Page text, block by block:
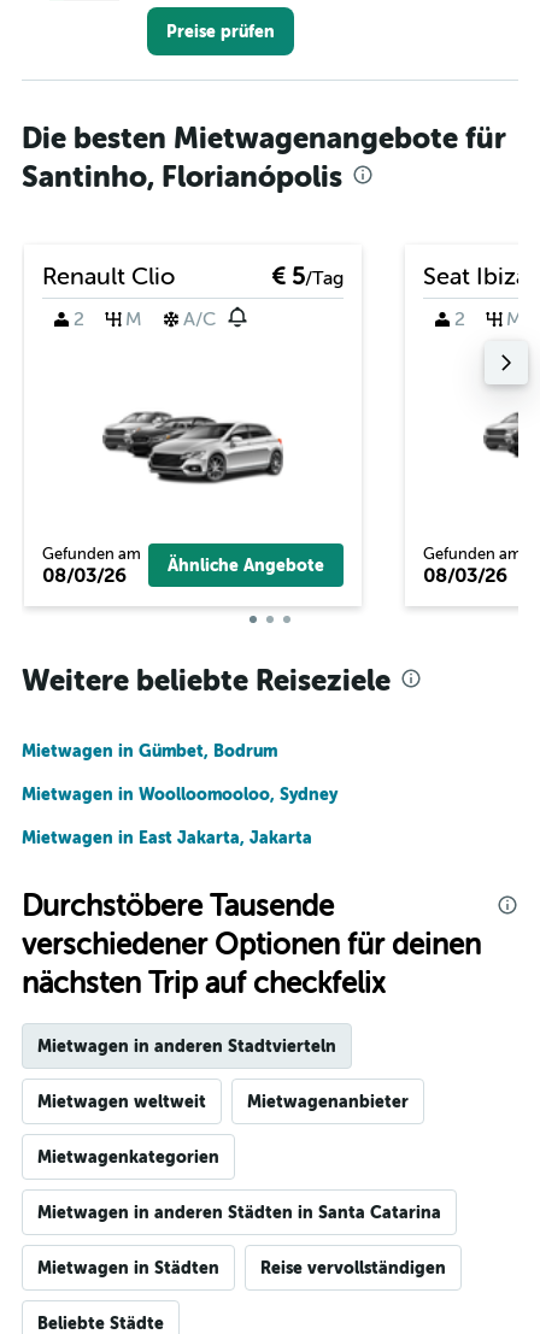
Preise prüfen
Die besten Mietwagenangebote für
Santinho, Florianópolis
Renault Clio € 5/Tag
2
M A/C
Gefunden am
08/03/26 Ähnliche Angebote
Seat Ibiza
2 M
Gefunden am
08/03/26
Weitere beliebte Reiseziele
Mietwagen in Gümbet, Bodrum
Mietwagen in Woolloomooloo, Sydney
Mietwagen in East Jakarta, Jakarta
Durchstöbere Tausende
verschiedener Optionen für deinen
nächsten Trip auf checkfelix
Mietwagen in anderen Stadtvierteln
Mietwagen weltweit Mietwagenanbieter
Mietwagenkategorien
Mietwagen in anderen Städten in Santa Catarina
Mietwagen in Städten Reise vervollständigen
Beliebte Städte